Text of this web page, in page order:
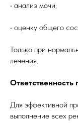
• анализ мочи;
• оценку общего
Только при
лечения.
Ответственность
Для эффективной
выполнение всех